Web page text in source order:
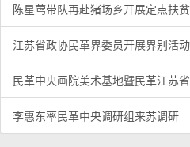
陈星莺带队再赴猪场乡开展定点扶贫
江苏省政协民革界委员开展界别活动
民革中央画院美术基地暨民革江苏省
李惠东率民革中央调研组来苏调研